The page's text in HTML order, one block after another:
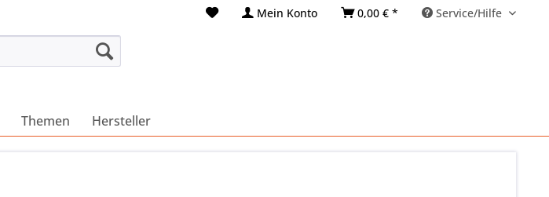
Mein Konto 0,00 € * Service/Hilfe
Themen Hersteller